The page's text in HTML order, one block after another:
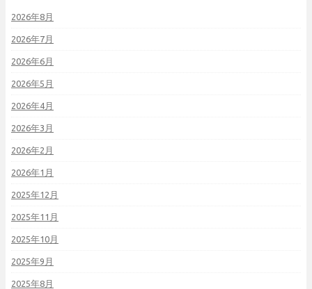
2026年8月
2026年7月
2026年6月
2026年5月
2026年4月
2026年3月
2026年2月
2026年1月
2025年12月
2025年11月
2025年10月
2025年9月
2025年8月